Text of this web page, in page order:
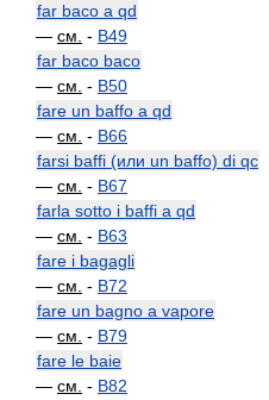
far baco a qd
— см. - B49
far baco baco
— см. - B50
fare un baffo a qd
— см. - B66
farsi baffi (или un baffo) di qc
— см. - B67
farla sotto i baffi a qd
— см. - B63
fare i bagagli
— см. - B72
fare un bagno a vapore
— см. - B79
fare le baie
— см. - B82